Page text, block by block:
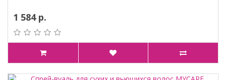
1 584 р.